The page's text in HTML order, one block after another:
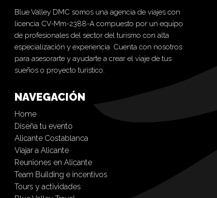
Blue Valley DMC somos una agencia de viajes con
licencia CV-Mm-2388-A compuesto por un equipo
de profesionales del sector del turismo con alta
especialización y experiencia. Cuenta con nosotros
para asesorarte y ayudarte a crear el viaje de tus
sueños o proyecto turístico.
NAVEGACIÓN
Home
Diseña tu evento
Alicante Costablanca
Viajar a Alicante
Reuniones en Alicante
Team Building e incentivos
Tours y actividades